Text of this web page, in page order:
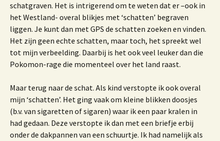
schatgraven. Het is intrigerend om te weten dat er –ook in
het Westland- overal blikjes met ‘schatten’ begraven
liggen. Je kunt dan met GPS de schatten zoeken en vinden.
Het zijn geen echte schatten, maar toch, het spreekt wel
tot mijn verbeelding. Daarbij is het ook veel leuker dan die
Pokomon-rage die momenteel over het land raast.
Maar terug naar de schat. Als kind verstopte ik ook overal
mijn ‘schatten’. Het ging vaak om kleine blikken doosjes
(b.v. van sigaretten of sigaren) waar ik een paar kralen in
had gedaan. Deze verstopte ik dan met een briefje erbij
onder de dakpannen van een schuurtje. Ik had namelijk als